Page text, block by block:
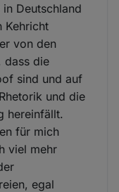
Deutschland
Kehricht
von den
dass die
sind und auf
und die
hereinfällt.
für mich
viel mehr
egal